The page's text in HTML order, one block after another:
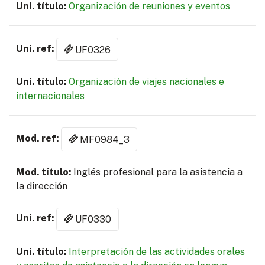
Organización de reuniones y eventos
UF0326
Organización de viajes nacionales e
internacionales
MF0984_3
Inglés profesional para la asistencia a
la dirección
UF0330
Interpretación de las actividades orales